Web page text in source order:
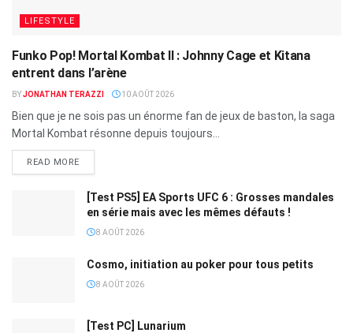
LIFESTYLE
Funko Pop! Mortal Kombat II : Johnny Cage et Kitana
entrent dans l’arène
BYJONATHAN TERAZZI 10 AOÛT 2026
Bien que je ne sois pas un énorme fan de jeux de baston, la saga
Mortal Kombat résonne depuis toujours...
READ MORE
[Test PS5] EA Sports UFC 6 : Grosses mandales
en série mais avec les mêmes défauts !
8 AOÛT 2026
Cosmo, initiation au poker pour tous petits
8 AOÛT 2026
[Test PC] Lunarium